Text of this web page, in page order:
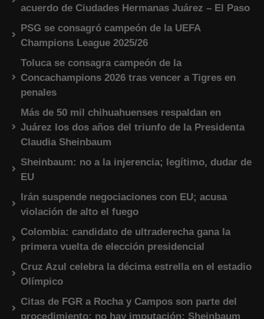
acuerdo de Ciudades Hermanas Juárez – El Paso
PSG se consagró campeón de la UEFA
Champions League 2025/26
Toluca se consagra campeón de la
Concachampions 2026 tras vencer a Tigres en
penales
Más de 50 mil chihuahuenses respaldan en
Juárez los dos años del triunfo de la Presidenta
Claudia Sheinbaum
Sheinbaum: no a la injerencia; legítimo, dudar de
EU
Irán suspende negociaciones con EU; acusa
violación de alto el fuego
Colombia: candidato de ultraderecha gana la
primera vuelta de elección presidencial
Cruz Azul celebra la décima estrella en el estadio
Olímpico
Citas de FGR a Rocha y Campos son parte del
procedimiento; no hay imputación: Sheinbaum